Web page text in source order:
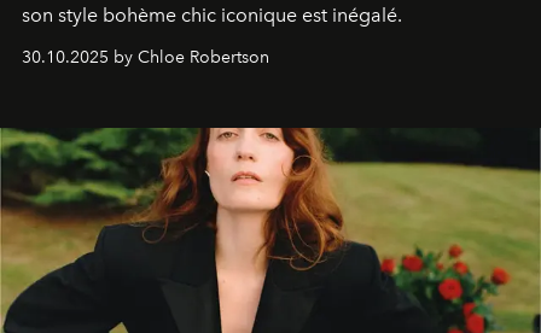
son style bohème chic iconique est inégalé.
30.10.2025 by Chloe Robertson